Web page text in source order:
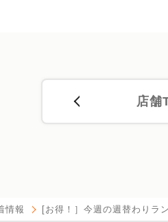
店舗
情報 [お得！］今週の週替わり